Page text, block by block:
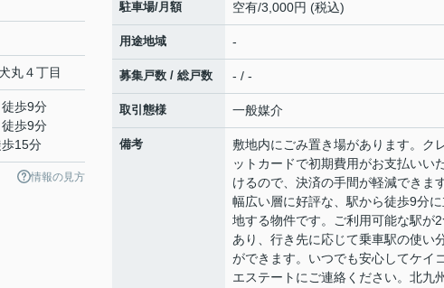
丸４丁目
徒歩9分
徒歩9分
歩15分
情報の見方
駐車場/月額 空有/3,000円 (税込)
用途地域 -
募集戸数 / 総戸数 - / -
取引態様 一般媒介
備考
敷地内にごみ置き場があります。ク
ットカードで初期費用がお支払いい
けるので、決済の手間が軽減できま
幅広い層に好評な、駅から徒歩9分
地する物件です。ご利用可能な駅が
あり、行き先に応じて乗車駅の使い
ができます。いつでも安心してケイ
エステートにご連絡ください。北九